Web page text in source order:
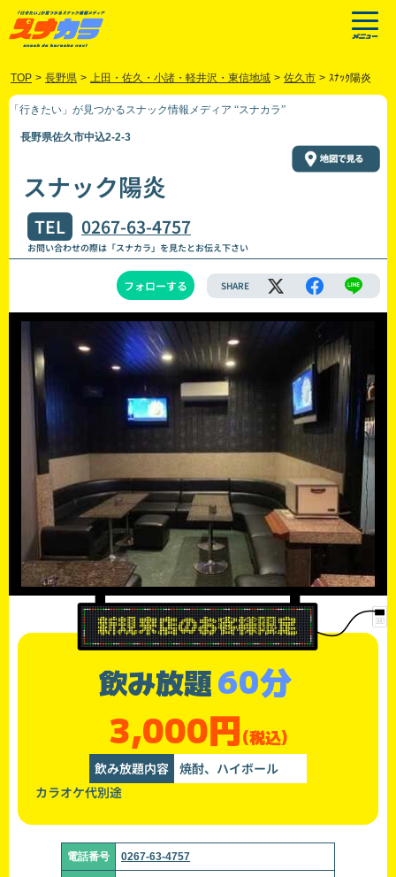
TOP > 長野県 > 上田・佐久・小諸・軽井沢・東信地域 > 佐久市 > ｽﾅｯｸ陽炎
「行きたい」が見つかるスナック情報メディア “スナカラ”
長野県佐久市中込2-2-3
スナック陽炎
TEL 0267-63-4757
お問い合わせの際は「スナカラ」を見たとお伝え下さい
フォローする SHARE
飲み放題60分
3,000円(税込)
飲み放題内容 焼酎、ハイボール
カラオケ代別途
電話番号 0267-63-4757